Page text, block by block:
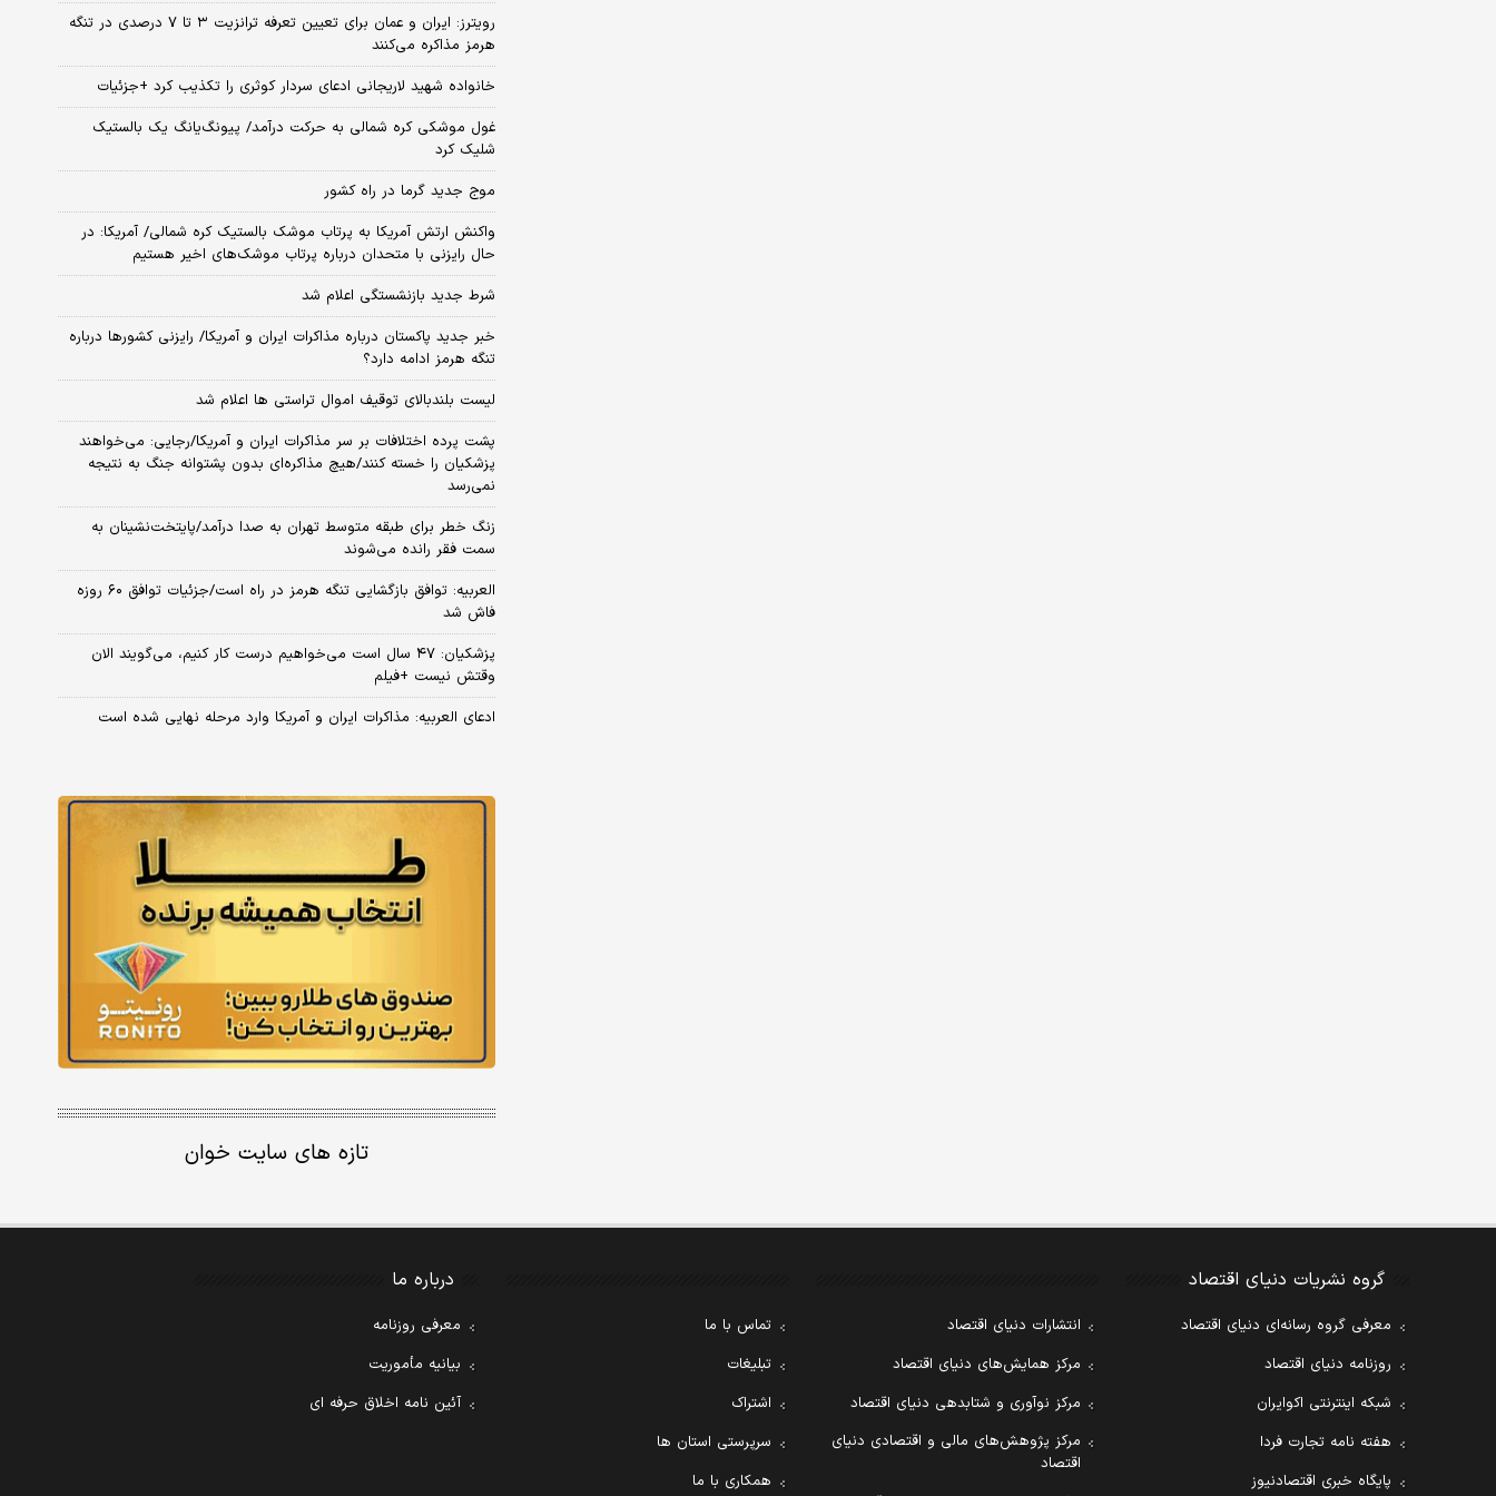
رویترز: ایران و عمان برای تعیین تعرفه ترانزیت ۳ تا ۷ درصدی در تنگه
هرمز مذاکره می‌کنند
خانواده شهید لاریجانی ادعای سردار کوثری را تکذیب کرد +جزئیات
غول موشکی کره شمالی به حرکت درآمد/ پیونگ‌یانگ یک بالستیک
شلیک کرد
موج جدید گرما در راه کشور
واکنش ارتش آمریکا به پرتاب موشک بالستیک کره شمالی/ آمریکا: در
حال رایزنی با متحدان درباره پرتاب موشک‌های اخیر هستیم
شرط جدید بازنشستگی اعلام شد
خبر جدید پاکستان درباره مذاکرات ایران و آمریکا/ رایزنی کشورها درباره
تنگه هرمز ادامه دارد؟
لیست بلندبالای توقیف اموال تراستی ها اعلام شد
پشت پرده اختلافات بر سر مذاکرات ایران و آمریکا/رجایی: می‌خواهند
پزشکیان را خسته کنند/هیچ مذاکره‌ای بدون پشتوانه جنگ به نتیجه
نمی‌رسد
زنگ خطر برای طبقه متوسط تهران به صدا درآمد/پایتخت‌نشینان به
سمت فقر رانده می‌شوند
العربیه: توافق بازگشایی تنگه هرمز در راه است/جزئیات توافق ۶۰ روزه
فاش شد
پزشکیان: ۴۷ سال است می‌خواهیم درست کار کنیم، می‌گویند الان
وقتش نیست +فیلم
ادعای العربیه: مذاکرات ایران و آمریکا وارد مرحله نهایی شده است
تازه های سایت خوان
گروه نشریات دنیای اقتصاد
معرفی گروه رسانه‌ای دنیای اقتصاد
روزنامه دنیای اقتصاد
شبکه اینترنتی اکوایران
هفته نامه تجارت فردا
پایگاه خبری اقتصادنیوز
انتشارات دنیای اقتصاد
مرکز همایش‌های دنیای اقتصاد
مرکز نوآوری و شتابدهی دنیای اقتصاد
مرکز پژوهش‌های مالی و اقتصادی دنیای
اقتصاد
تماس با ما
تبلیغات
اشتراک
سرپرستی استان ها
همکاری با ما
درباره ما
معرفی روزنامه
بیانیه مأموریت
آئین نامه اخلاق حرفه ای